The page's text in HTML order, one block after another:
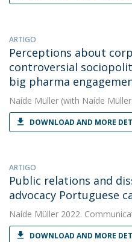
ARTIGO
Perceptions about
controversial
big pharma
Naíde Müller (with Naíde
DOWNLOAD AND MORE
ARTIGO
Public relations and
advocacy Portuguese
Naíde Müller 2022.
DOWNLOAD AND MORE